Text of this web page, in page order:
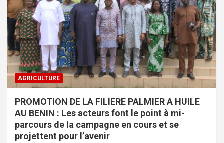
AGRICULTURE
PROMOTION DE LA FILIERE PALMIER A HUILE
AU BENIN : Les acteurs font le point à mi-
parcours de la campagne en cours et se
projettent pour l’avenir